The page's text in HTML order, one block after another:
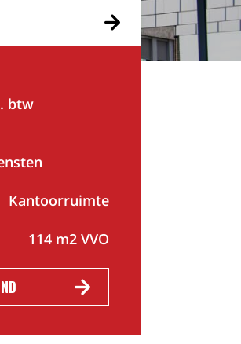
btw
Kantoorruimte
114 m2 VVO